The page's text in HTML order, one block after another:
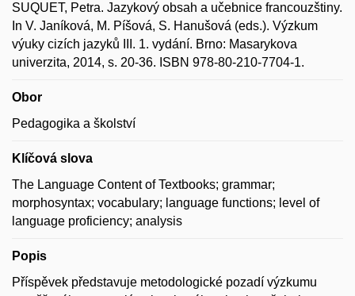
SUQUET, Petra. Jazykový obsah a učebnice francouzštiny.
In V. Janíková, M. Píšová, S. Hanušová (eds.). Výzkum
výuky cizích jazyků III. 1. vydání. Brno: Masarykova
univerzita, 2014, s. 20-36. ISBN 978-80-210-7704-1.
Obor
Pedagogika a školství
Klíčová slova
The Language Content of Textbooks; grammar;
morphosyntax; vocabulary; language functions; level of
language proficiency; analysis
Popis
Příspěvek představuje metodologické pozadí výzkumu